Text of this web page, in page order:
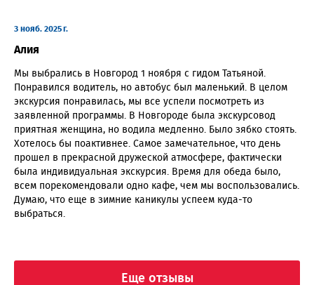
3 нояб. 2025 г.
Алия
Мы выбрались в Новгород 1 ноября с гидом Татьяной.
Понравился водитель, но автобус был маленький. В целом
экскурсия понравилась, мы все успели посмотреть из
заявленной программы. В Новгороде была экскурсовод
приятная женщина, но водила медленно. Было зябко стоять.
Хотелось бы поактивнее. Самое замечательное, что день
прошел в прекрасной дружеской атмосфере, фактически
была индивидуальная экскурсия. Время для обеда было,
всем порекомендовали одно кафе, чем мы воспользовались.
Думаю, что еще в зимние каникулы успеем куда-то
выбраться.
Еще отзывы